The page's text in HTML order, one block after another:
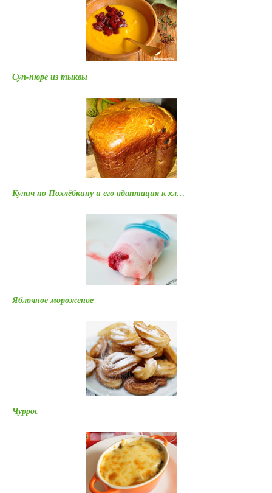
Суп-пюре из тыквы
Кулич по Похлёбкину и его адаптация к хл…
Яблочное мороженое
Чуррос